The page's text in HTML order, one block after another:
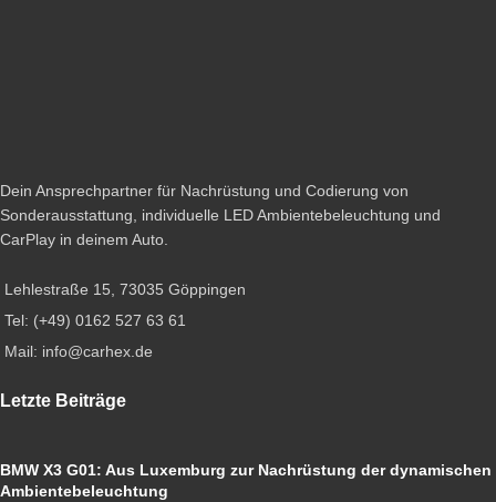
Dein Ansprechpartner für Nachrüstung und Codierung von
Sonderausstattung, individuelle LED Ambientebeleuchtung und
CarPlay in deinem Auto.
Lehlestraße 15, 73035 Göppingen
Tel: (+49) 0162 527 63 61
Mail: info@carhex.de
Letzte Beiträge
BMW X3 G01: Aus Luxemburg zur Nachrüstung der dynamischen
Ambientebeleuchtung